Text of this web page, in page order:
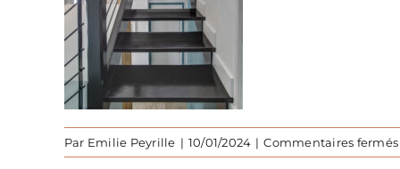
Par Emilie Peyrille | 10/01/2024 | Commentaires fermés